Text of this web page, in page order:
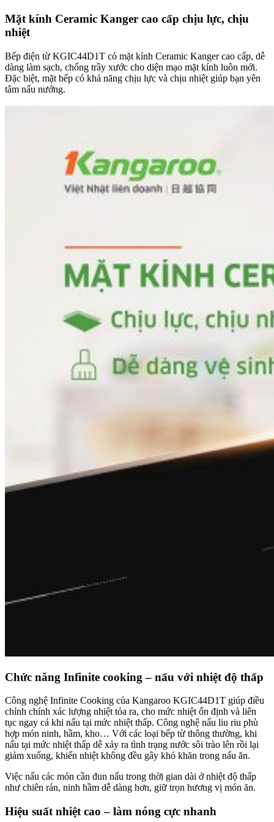
Mặt kính Ceramic Kanger cao cấp chịu lực, chịu
nhiệt
Bếp điện từ KGIC44D1T có mặt kính Ceramic Kanger cao cấp, dễ
dàng làm sạch, chống trầy xước cho diện mạo mặt kính luôn mới.
Đặc biệt, mặt bếp có khả năng chịu lực và chịu nhiệt giúp bạn yên
tâm nấu nướng.
Chức năng Infinite cooking – nấu với nhiệt độ thấp
Công nghệ Infinite Cooking của Kangaroo KGIC44D1T giúp điều
chỉnh chính xác lượng nhiệt tỏa ra, cho mức nhiệt ổn định và liên
tục ngay cả khi nấu tại mức nhiệt thấp. Công nghệ nấu liu riu phù
hợp món ninh, hầm, kho… Với các loại bếp từ thông thường, khi
nấu tại mức nhiệt thấp dễ xảy ra tình trạng nước sôi trào lên rồi lại
giảm xuống, khiến nhiệt không đều gây khó khăn trong nấu ăn.
Việc nấu các món cần đun nấu trong thời gian dài ở nhiệt độ thấp
như chiên rán, ninh hầm dễ dàng hơn, giữ trọn hương vị món ăn.
Hiệu suất nhiệt cao – làm nóng cực nhanh